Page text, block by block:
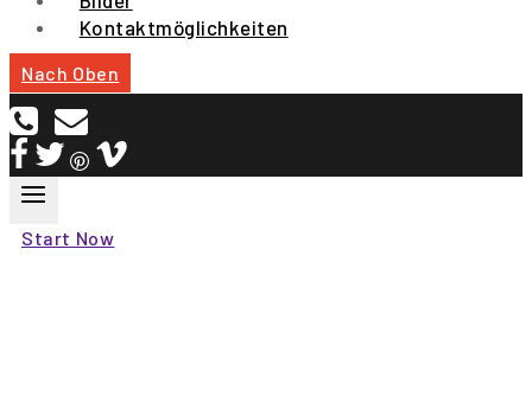
Kontaktmöglichkeiten
Nach Oben
Start Now